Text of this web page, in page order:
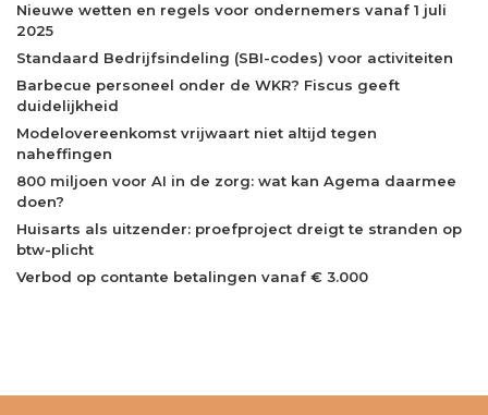
Nieuwe wetten en regels voor ondernemers vanaf 1 juli
2025
Standaard Bedrijfsindeling (SBI-codes) voor activiteiten
Barbecue personeel onder de WKR? Fiscus geeft
duidelijkheid
Modelovereenkomst vrijwaart niet altijd tegen
naheffingen
800 miljoen voor AI in de zorg: wat kan Agema daarmee
doen?
Huisarts als uitzender: proefproject dreigt te stranden op
btw-plicht
Verbod op contante betalingen vanaf € 3.000